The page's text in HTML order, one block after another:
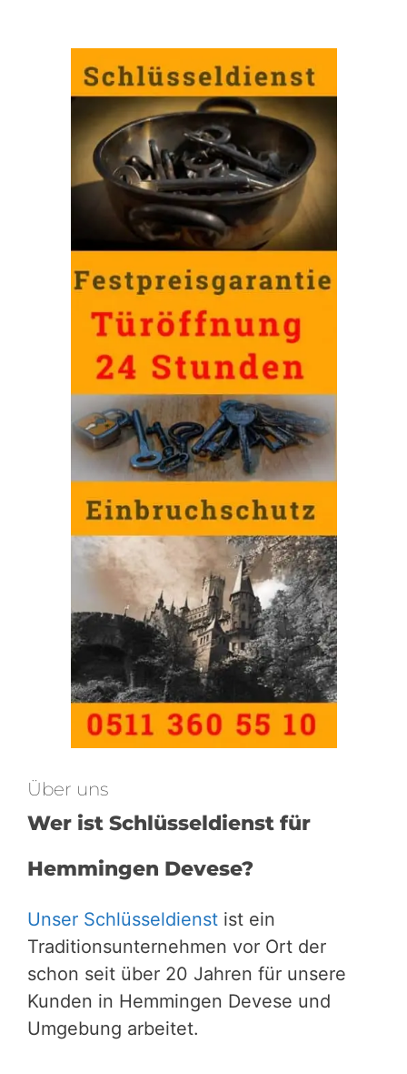
Über uns
Wer ist Schlüsseldienst für
Hemmingen Devese?
Unser Schlüsseldienst ist ein
Traditionsunternehmen vor Ort der
schon seit über 20 Jahren für unsere
Kunden in Hemmingen Devese und
Umgebung arbeitet.